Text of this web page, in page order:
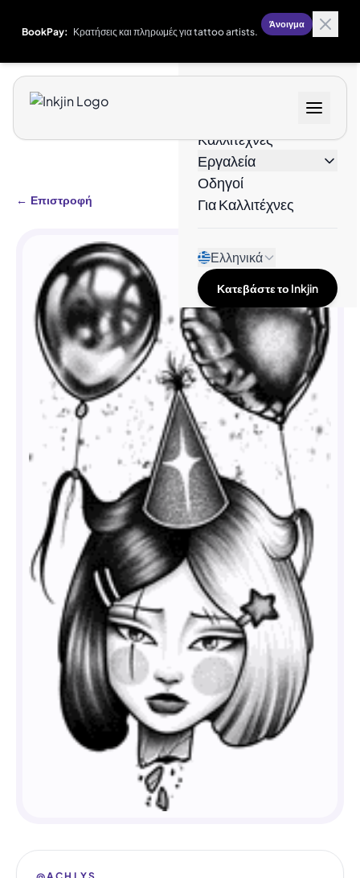
BookPay: Κρατήσεις και πληρωμές για tattoo artists.
Άνοιγμα
Καλλιτέχνες
Εργαλεία
Οδηγοί
Για Καλλιτέχνες
Ελληνικά
Κατεβάστε το Inkjin
← Επιστροφή